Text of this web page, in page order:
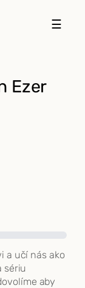
☰
Ezer
a učí nás ako
sériu
aby